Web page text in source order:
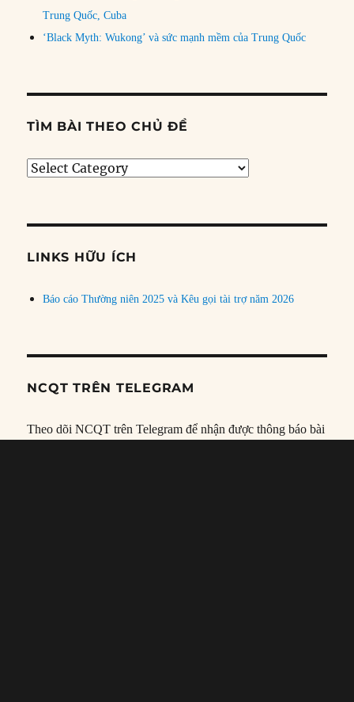
Trung Quốc, Cuba
‘Black Myth: Wukong’ và sức mạnh mềm của Trung Quốc
TÌM BÀI THEO CHỦ ĐỀ
Tìm
đề
LINKS HỮU ÍCH
Báo cáo Thường niên 2025 và Kêu gọi tài trợ năm 2026
NCQT TRÊN TELEGRAM
Theo dõi NCQT trên Telegram để nhận được thông báo bài